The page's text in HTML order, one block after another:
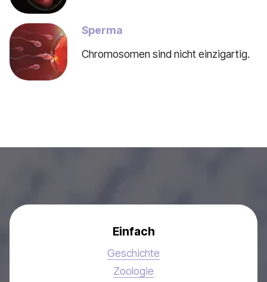
Sperma
Chromosomen sind nicht einzigartig.
Einfach
Geschichte
Zoologie